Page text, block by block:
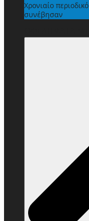
Χρονιαίο
συνέβησαν